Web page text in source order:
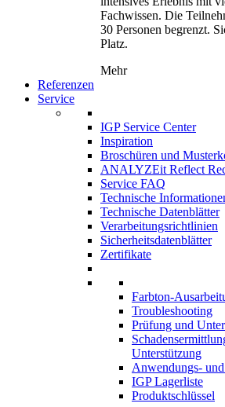
Fachwissen. Die
30 Personen begrenzt.
Platz.
Mehr
Referenzen
Service
IGP Service Center
Inspiration
Broschüren und
ANALYZEit Reflect
Service FAQ
Technische
Technische Datenblätter
Verarbeitungsrichtlinien
Sicherheitsdatenblätter
Zertifikate
Farbton-
Troubleshooting
Prüfung und
Unterstützung
Anwendungs-
IGP Lagerliste
Produktschlüssel